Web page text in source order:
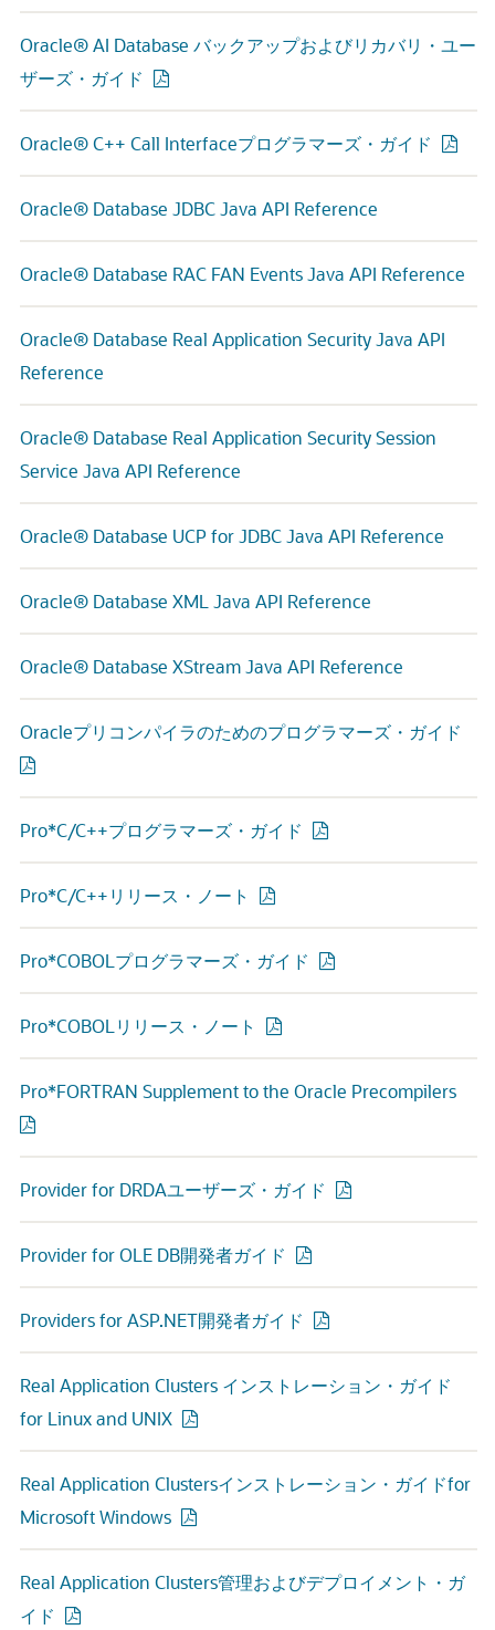
Oracle® AI Database バックアップおよびリカバリ・ユー
ザーズ・ガイド
Oracle® C++ Call Interfaceプログラマーズ・ガイド
Oracle® Database JDBC Java API Reference
Oracle® Database RAC FAN Events Java API Reference
Oracle® Database Real Application Security Java API
Reference
Oracle® Database Real Application Security Session
Service Java API Reference
Oracle® Database UCP for JDBC Java API Reference
Oracle® Database XML Java API Reference
Oracle® Database XStream Java API Reference
Oracleプリコンパイラのためのプログラマーズ・ガイド
Pro*C/C++プログラマーズ・ガイド
Pro*C/C++リリース・ノート
Pro*COBOLプログラマーズ・ガイド
Pro*COBOLリリース・ノート
Pro*FORTRAN Supplement to the Oracle Precompilers
Provider for DRDAユーザーズ・ガイド
Provider for OLE DB開発者ガイド
Providers for ASP.NET開発者ガイド
Real Application Clusters インストレーション・ガイド
for Linux and UNIX
Real Application Clustersインストレーション・ガイドfor
Microsoft Windows
Real Application Clusters管理およびデプロイメント・ガ
イド